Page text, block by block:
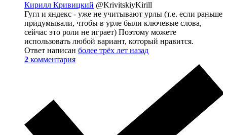
Кирилл Кривицкий @KrivitskiyKirill
Гугл и яндекс - уже не учитывают урлы (т.е. если раньше
придумывали, чтобы в урле были ключевые слова,
сейчас это роли не играет) Поэтому можете
использовать любой вариант, который нравится.
Ответ написан более трёх лет назад
2 комментария